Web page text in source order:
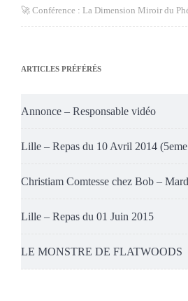
🚀 Conférence : La Dimension Miroir du
ARTICLES PRÉFÉRÉS
Annonce – Responsable vidéo
Lille – Repas du 10 Avril 2014 (5eme
Christiam Comtesse chez Bob –
Lille – Repas du 01 Juin 2015
LE MONSTRE DE FLATWOODS